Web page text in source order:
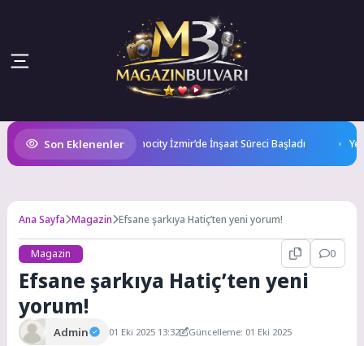
Son Eklenenler
Üssü Yükseliyor: Technocity İzmir’de İnşaat Süreci Başladı
Ana Sayfa Magazin Efsane şarkıya Hatiç’ten yeni yorum!
Magazin 0
Efsane şarkıya Hatiç’ten yeni
yorum!
Admin 01 Eki 2025 13:32
Güncelleme: 01 Eki 2025